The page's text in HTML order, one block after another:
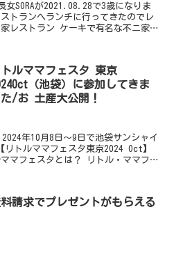
女SORAが2021.08.28で3歳になりま
トランへランチに行ってきたのでレ
レストラン ケーキで有名な不ニ家
トルママフェスタ 東京
（池袋）に参加してきま
た/お 土産大公開！
年10月8日〜9日で池袋サンシャイ
リトルママフェスタ東京2024 Oct】
マフェスタとは？ リトル・ママフ
請求でプレゼントがもらえる